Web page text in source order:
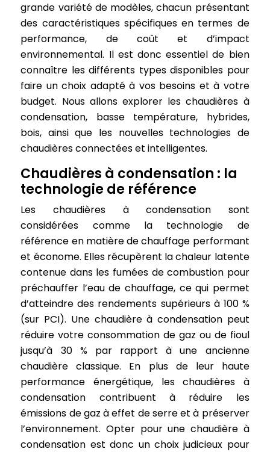
grande variété de modèles, chacun présentant
des caractéristiques spécifiques en termes de
performance, de coût et d’impact
environnemental. Il est donc essentiel de bien
connaître les différents types disponibles pour
faire un choix adapté à vos besoins et à votre
budget. Nous allons explorer les chaudières à
condensation, basse température, hybrides,
bois, ainsi que les nouvelles technologies de
chaudières connectées et intelligentes.
Chaudières à condensation : la
technologie de référence
Les chaudières à condensation sont
considérées comme la technologie de
référence en matière de chauffage performant
et économe. Elles récupèrent la chaleur latente
contenue dans les fumées de combustion pour
préchauffer l’eau de chauffage, ce qui permet
d’atteindre des rendements supérieurs à 100 %
(sur PCI). Une chaudière à condensation peut
réduire votre consommation de gaz ou de fioul
jusqu’à 30 % par rapport à une ancienne
chaudière classique. En plus de leur haute
performance énergétique, les chaudières à
condensation contribuent à réduire les
émissions de gaz à effet de serre et à préserver
l’environnement. Opter pour une chaudière à
condensation est donc un choix judicieux pour